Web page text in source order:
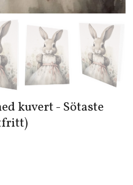
kuvert - Sötaste